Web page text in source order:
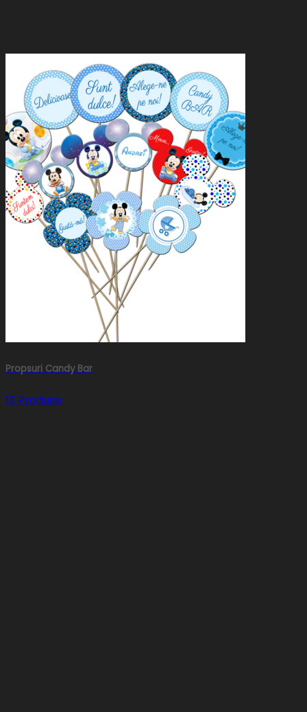
Propsuri Candy Bar
13 Produse